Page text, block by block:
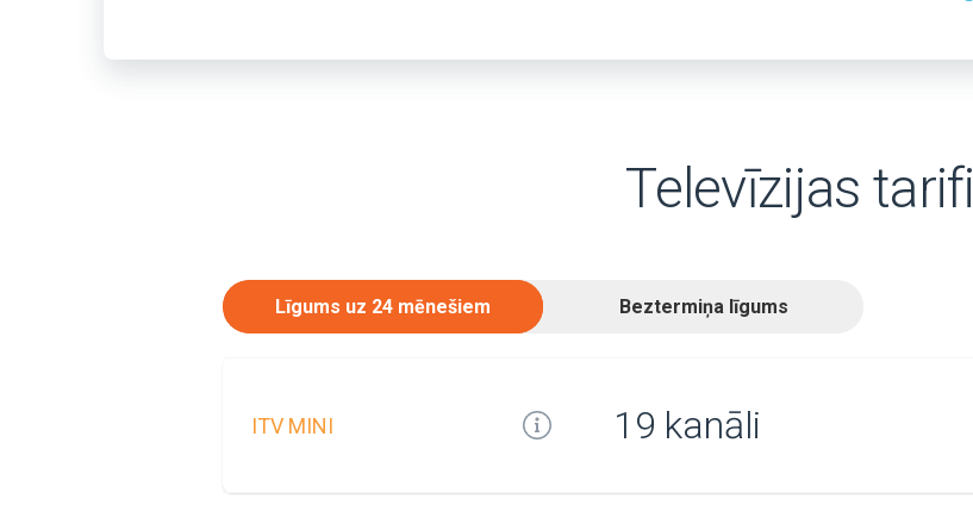
Televīzijas tarifi
Līgums uz 24 mēnešiem Beztermiņa līgums
ITV MINI 19 kanāli